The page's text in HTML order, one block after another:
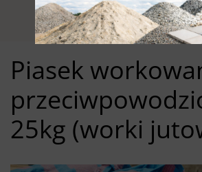
OZDOBNE
PIASKI ŻWIRY
Piasek
25kg (worki